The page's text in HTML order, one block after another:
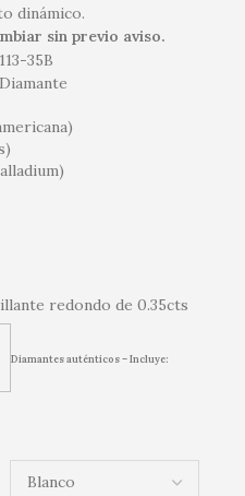
dinámico.
sin previo aviso.
35B
redondo de 0.35cts
Diamantes auténticos – Incluye: